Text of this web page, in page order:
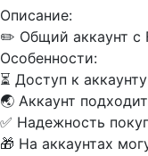
Описание:
✏️ Общий аккаунт с
Особенности:
⏳ Доступ к
🌏 Аккаунт
✅ Надежность
🎁 На аккаунтах